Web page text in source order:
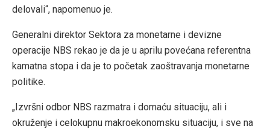
delovali“, napomenuo je.
Generalni direktor Sektora za monetarne i devizne
operacije NBS rekao je da je u aprilu povećana referentna
kamatna stopa i da je to početak zaoštravanja monetarne
politike.
„Izvršni odbor NBS razmatra i domaću situaciju, ali i
okruženje i celokupnu makroekonomsku situaciju, i sve na